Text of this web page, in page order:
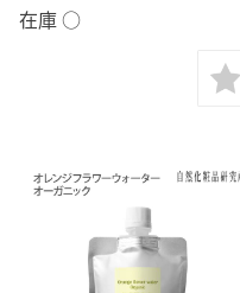
在庫 ○